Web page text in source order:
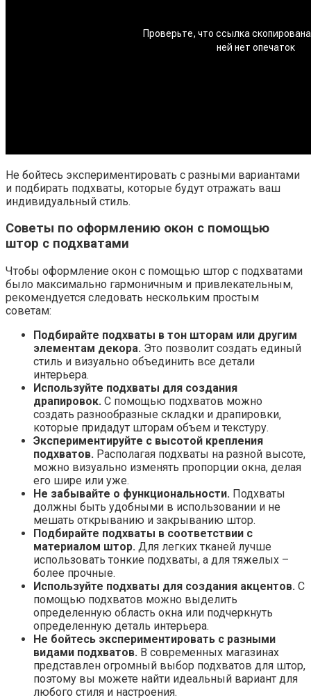
Не бойтесь экспериментировать с разными вариантами
и подбирать подхваты, которые будут отражать ваш
индивидуальный стиль.
Советы по оформлению окон с помощью
штор с подхватами
Чтобы оформление окон с помощью штор с подхватами
было максимально гармоничным и привлекательным,
рекомендуется следовать нескольким простым
советам:
Подбирайте подхваты в тон шторам или другим
элементам декора. Это позволит создать единый
стиль и визуально объединить все детали
интерьера.
Используйте подхваты для создания
драпировок. С помощью подхватов можно
создать разнообразные складки и драпировки,
которые придадут шторам объем и текстуру.
Экспериментируйте с высотой крепления
подхватов. Располагая подхваты на разной высоте,
можно визуально изменять пропорции окна, делая
его шире или уже.
Не забывайте о функциональности. Подхваты
должны быть удобными в использовании и не
мешать открыванию и закрыванию штор.
Подбирайте подхваты в соответствии с
материалом штор. Для легких тканей лучше
использовать тонкие подхваты, а для тяжелых –
более прочные.
Используйте подхваты для создания акцентов. С
помощью подхватов можно выделить
определенную область окна или подчеркнуть
определенную деталь интерьера.
Не бойтесь экспериментировать с разными
видами подхватов. В современных магазинах
представлен огромный выбор подхватов для штор,
поэтому вы можете найти идеальный вариант для
любого стиля и настроения.